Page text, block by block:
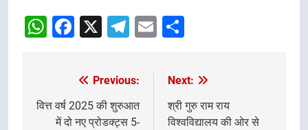
WhatsApp
Facebook
X Telegram
Email
navigation
Previous:
वित्त वर्ष 2025 की शुरुआत
में दो नए प्रोडक्ट्स 5-
Next:
श्री गुरु राम राय
विश्वविद्यालय की ओर से